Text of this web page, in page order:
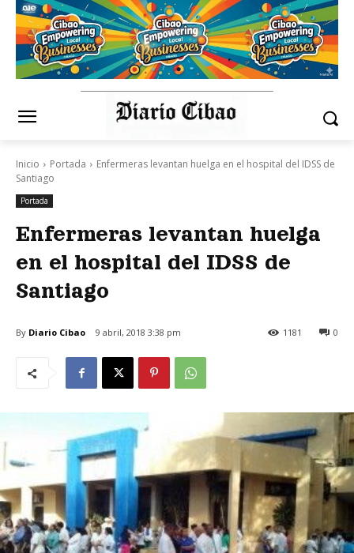
Inicio Portada
Enfermeras levantan huelga en el hospital del IDSS de
Santiago
Portada
Enfermeras levantan huelga
en el hospital del IDSS de
Santiago
By Diario Cibao 9 abril, 2018 3:38 pm 0
1181